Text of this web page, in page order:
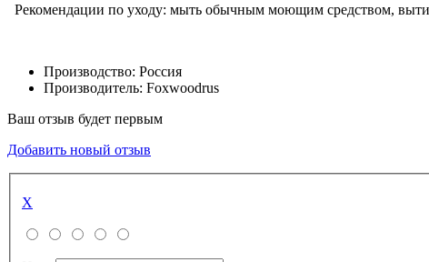
Рекомендации по уходу: мыть обычным моющим средством,
Производство: Россия
Производитель: Foxwoodrus
Ваш отзыв будет первым
Добавить новый отзыв
X